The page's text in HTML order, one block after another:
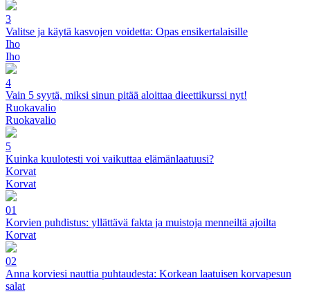
3
Valitse ja käytä kasvojen voidetta: Opas ensikertalaisille
Iho
Iho
4
Vain 5 syytä, miksi sinun pitää aloittaa dieettikurssi nyt!
Ruokavalio
Ruokavalio
5
Kuinka kuulotesti voi vaikuttaa elämänlaatuusi?
Korvat
Korvat
01
Korvien puhdistus: yllättävä fakta ja muistoja menneiltä ajoilta
Korvat
02
Anna korviesi nauttia puhtaudesta: Korkean laatuisen korvapesun
salat